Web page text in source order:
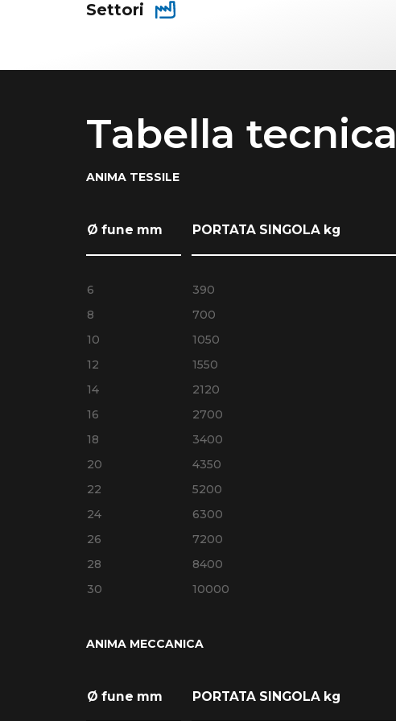
Settori
Tabella tecnica
ANIMA TESSILE
Ø fune mm PORTATA SINGOLA kg
6 390
8
700
10
1050
12
1550
14
2120
16
2700
18
3400
20
4350
22
5200
24
6300
26
7200
28
8400
30
10000
ANIMA MECCANICA
Ø fune mm PORTATA SINGOLA kg